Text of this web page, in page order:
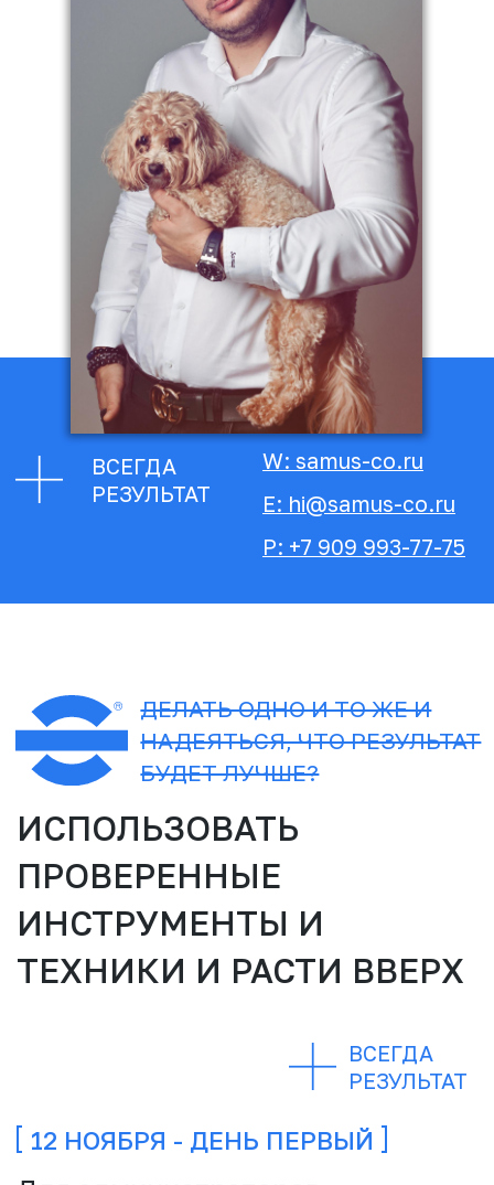
P: +7 909 993-77-75
E: hi@samus-co.ru
W: samus-co.ru
РЕЗУЛЬТАТ
ИСПОЛЬЗОВАТЬ
ПРОВЕРЕННЫЕ
ИНСТРУМЕНТЫ И
ТЕХНИКИ И РАСТИ ВВЕРХ
ДЕЛАТЬ ОДНО И ТО ЖЕ И
НАДЕЯТЬСЯ, ЧТО РЕЗУЛЬТАТ
БУДЕТ ЛУЧШЕ?
12 НОЯБРЯ - ДЕНЬ ПЕРВЫЙ
координаторов, руководителей и
РЕЗУЛЬТАТ
часть 1.
РАСПИСАНИЕ: